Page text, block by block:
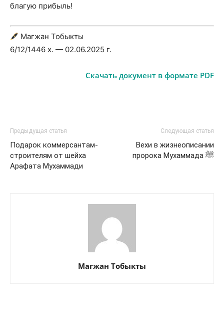
благую прибыль!
Магжан Тобыкты
6/12/1446 х. — 02.06.2025 г.
Скачать документ в формате PDF
Предыдущая статья
Подарок коммерсантам-
строителям от шейха
Арафата Мухаммади
Следующая статья
Вехи в жизнеописании
пророка Мухаммада ﷺ
Магжан Тобыкты